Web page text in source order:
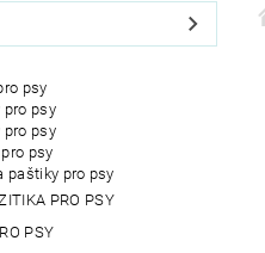
psy
pro psy
pro psy
psy
paštiky pro psy
PRO PSY
PSY